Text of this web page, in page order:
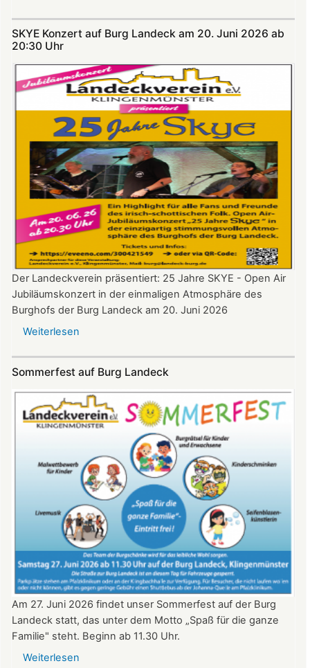
Theatersommer
Burg
Landeck
SKYE Konzert auf Burg Landeck am 20. Juni 2026 ab
20:30 Uhr​​​​​​​​​​​​​​
Der Landeckverein präsentiert: 25 Jahre SKYE - Open Air
Jubiläumskonzert in der einmaligen Atmosphäre des
Burghofs der Burg Landeck am 20. Juni 2026
Weiterlesen
auf
Burg
Landeck
am
Juni
2026
ab
20:30
Uhr​​​​​​​​​​​​​​
Sommerfest auf Burg Landeck
Am 27. Juni 2026 findet unser Sommerfest auf der Burg
Landeck statt, das unter dem Motto „Spaß für die ganze
Familie" steht. Beginn ab 11.30 Uhr.
Weiterlesen